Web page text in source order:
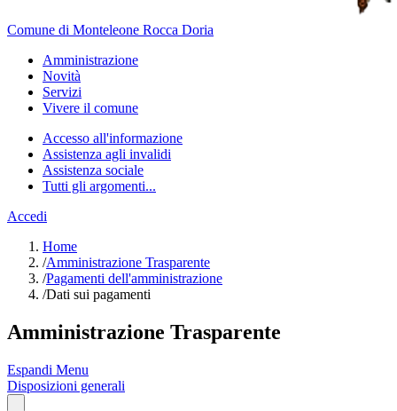
Comune di Monteleone Rocca Doria
Amministrazione
Novità
Servizi
Vivere il comune
Accesso all'informazione
Assistenza agli invalidi
Assistenza sociale
Tutti gli argomenti...
Accedi
Home
/Amministrazione Trasparente
/Pagamenti dell'amministrazione
/Dati sui pagamenti
Amministrazione Trasparente
Espandi Menu
Disposizioni generali